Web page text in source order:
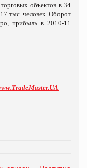
объектов в 34
тыс. человек. Оборот
прибыль в 2010-11